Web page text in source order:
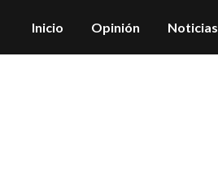
Inicio Opinión Noticias